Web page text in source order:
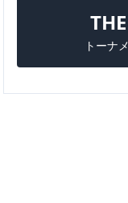
トーナ